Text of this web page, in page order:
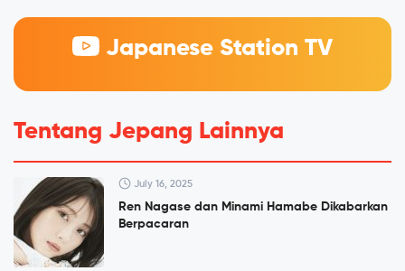
Japanese Station TV
Tentang Jepang Lainnya
July 16, 2025
Ren Nagase dan Minami Hamabe Dikabarkan
Berpacaran